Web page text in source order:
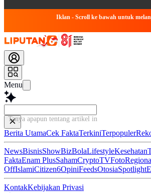
Iklan - Scroll ke bawah untuk
Menu
Tanya apapun tentang artikel ini...
Berita UtamaCek FaktaTerkiniTerpopuler
NewsBisnisShowBizBolaLifestyleKesehatan
FaktaEnam PlusSahamCryptoTVFoto
OffIslamiCitizen6OpiniFeedsOtosiaSpotlight
KontakKebijakan Privasi